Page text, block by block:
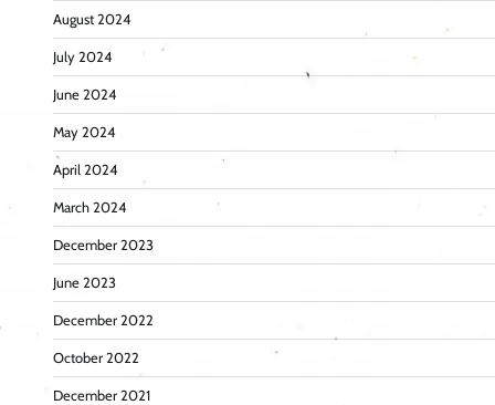
August 2024
July 2024
June 2024
May 2024
April 2024
March 2024
December 2023
June 2023
December 2022
October 2022
December 2021